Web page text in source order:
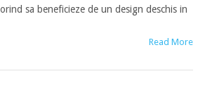
sa beneficieze de un design deschis in
Read More